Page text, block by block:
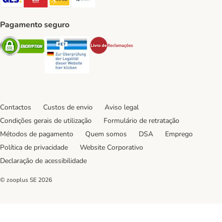
Pagamento seguro
Security Security
Contactos Custos de envio
Aviso legal
Condições gerais de utilização
Formulário de retratação
Métodos de pagamento
Quem somos DSA
Emprego
Política de privacidade
Website Corporativo
Declaração de acessibilidade
© zooplus SE 2026